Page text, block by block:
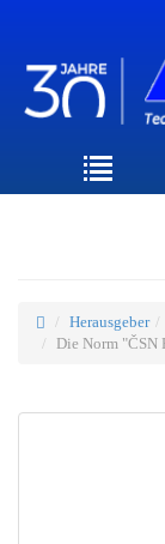
Herausgeber
Die Norm "ČSN